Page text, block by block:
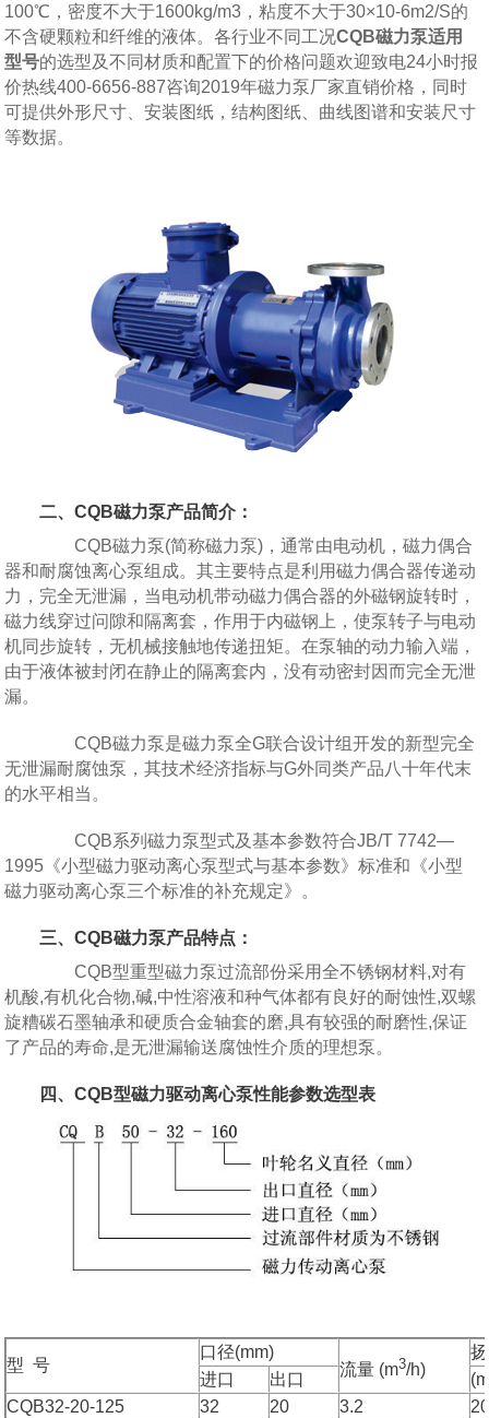
100℃，密度不大于1600kg/m3，粘度不大于30×10-6m2/S的
不含硬颗粒和纤维的液体。各行业不同工况CQB磁力泵适用
型号的选型及不同材质和配置下的价格问题欢迎致电24小时报
价热线400-6656-887咨询2019年磁力泵厂家直销价格，同时
可提供外形尺寸、安装图纸，结构图纸、曲线图谱和安装尺寸
等数据。
二、CQB磁力泵产品简介：
CQB磁力泵(简称磁力泵)，通常由电动机，磁力偶合
器和耐腐蚀离心泵组成。其主要特点是利用磁力偶合器传递动
力，完全无泄漏，当电动机带动磁力偶合器的外磁钢旋转时，
磁力线穿过问隙和隔离套，作用于内磁钢上，使泵转子与电动
机同步旋转，无机械接触地传递扭矩。在泵轴的动力输入端，
由于液体被封闭在静止的隔离套内，没有动密封因而完全无泄
漏。
CQB磁力泵是磁力泵全G联合设计组开发的新型完全
无泄漏耐腐蚀泵，其技术经济指标与G外同类产品八十年代末
的水平相当。
CQB系列磁力泵型式及基本参数符合JB/T 7742—
1995《小型磁力驱动离心泵型式与基本参数》标准和《小型
磁力驱动离心泵三个标准的补充规定》。
三、CQB磁力泵产品特点：
CQB型重型磁力泵过流部份采用全不锈钢材料,对有
机酸,有机化合物,碱,中性溶液和种气体都有良好的耐蚀性,双螺
旋糟碳石墨轴承和硬质合金轴套的磨,具有较强的耐磨性,保证
了产品的寿命,是无泄漏输送腐蚀性介质的理想泵。
四、CQB型磁力驱动离心泵性能参数选型表
型 号
口径(mm)
流量 (m3/h)
进口
出口
CQB32-20-125
32 20 3.2